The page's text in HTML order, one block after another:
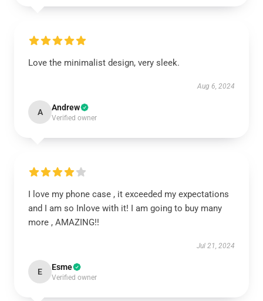
Love the minimalist design, very sleek.
Aug 6, 2024
A Andrew
Verified owner
I love my phone case , it exceeded my expectations
and I am so Inlove with it! I am going to buy many
more , AMAZING!!
Jul 21, 2024
E Esme
Verified owner